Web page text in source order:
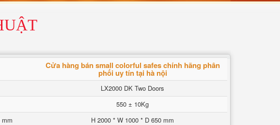
Cửa hàng bán small colorful safes chính hãng phân
phối uy tín tại hà nội
LX2000 DK Two Doors
550 ± 10Kg
H 2000 * W 1000 * D 650 mm